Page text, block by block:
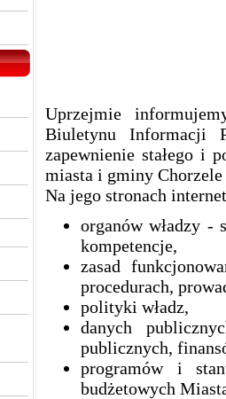
Uprzejmie
Biuletynu Informacji
zapewnienie stałego i
miasta i gminy Chorzele
Na jego stronach
organów władzy -
kompetencje,
zasad
procedurach,
polityki władz,
danych
publicznych,
programów i
budżetowych